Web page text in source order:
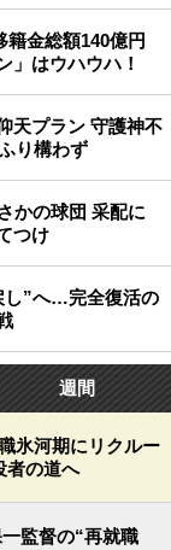
金総額140億円
」はウハウハ！
天プラン 守護神不
り構わず
かの球団 采配に
つけ
し”へ…完全復活の
週間
氷河期にリクルー
者の道へ
監督の“再就職